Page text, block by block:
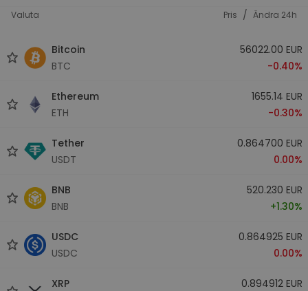
Valuta Pris / Ändra 24h
Bitcoin
BTC
56022.00 EUR
-0.40%
Ethereum
ETH
1655.14 EUR
-0.30%
Tether
USDT
0.864700 EUR
0.00%
BNB
BNB
520.230 EUR
+1.30%
USDC
USDC
0.864925 EUR
0.00%
XRP
0.894912 EUR